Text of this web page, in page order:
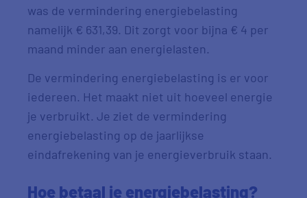
was de vermindering energiebelasting
namelijk € 631,39. Dit zorgt voor bijna € 4 per
maand minder aan energielasten.
De vermindering energiebelasting is er voor
iedereen. Het maakt niet uit hoeveel energie
je verbruikt. Je ziet de vermindering
energiebelasting op de jaarlijkse
eindafrekening van je energieverbruik staan.
Hoe betaal je energiebelasting?